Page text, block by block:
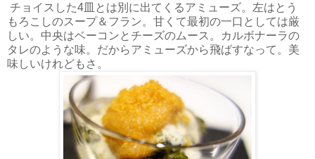
チョイスした4皿とは別に出てくるアミューズ。左はとう
もろこしのスープ＆フラン。甘くて最初の一口としては厳
しい。中央はベーコンとチーズのムース。カルボナーラの
タレのような味。だからアミューズから飛ばすなって。美
味しいけれどもさ。